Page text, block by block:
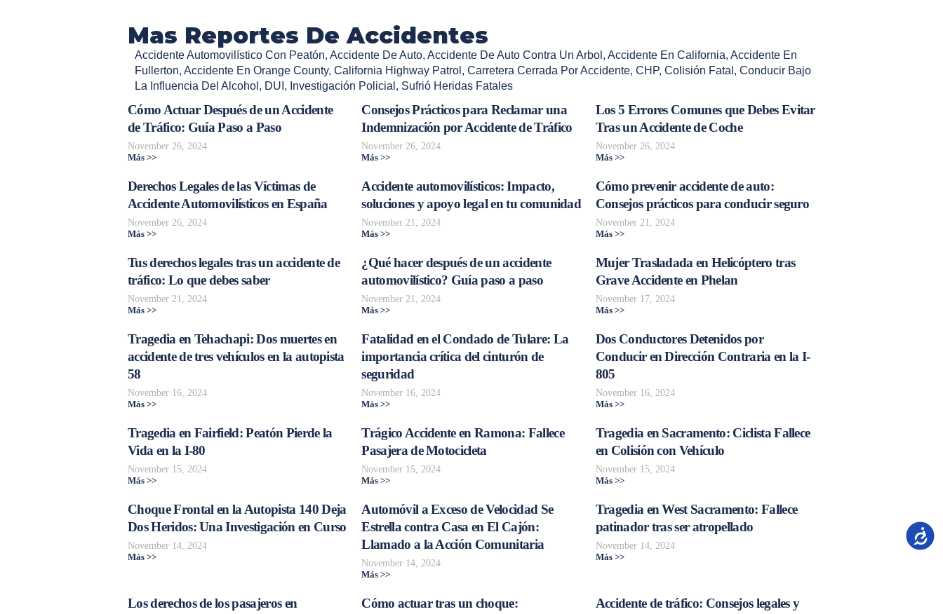
Mas Reportes De Accidentes
Accidente Automovilístico Con Peatón, Accidente De Auto, Accidente De Auto Contra Un Arbol , Accidente En California, Accidente En
Fullerton, Accidente En Orange County, California Highway Patrol , Carretera Cerrada Por Accidente, CHP, Colisión Fatal , Conducir Bajo
La Influencia Del Alcohol , DUI , Investigación Policial , Sufrió Heridas Fatales
Cómo Actuar Después de un Accidente
de Tráfico: Guía Paso a Paso
November 26, 2024
Más >>
Consejos Prácticos para Reclamar una
Indemnización por Accidente de Tráfico
November 26, 2024
Más >>
Los 5 Errores Comunes que Debes Evitar
Tras un Accidente de Coche
November 26, 2024
Más >>
Derechos Legales de las Víctimas de
Accidente Automovilísticos en España
November 26, 2024
Más >>
Accidente automovilísticos: Impacto,
soluciones y apoyo legal en tu comunidad
November 21, 2024
Más >>
Cómo prevenir accidente de auto:
Consejos prácticos para conducir seguro
November 21, 2024
Más >>
Tus derechos legales tras un accidente de
tráfico: Lo que debes saber
November 21, 2024
Más >>
¿Qué hacer después de un accidente
automovilístico? Guía paso a paso
November 21, 2024
Más >>
Mujer Trasladada en Helicóptero tras
Grave Accidente en Phelan
November 17, 2024
Más >>
Tragedia en Tehachapi: Dos muertes en
accidente de tres vehículos en la autopista
58
November 16, 2024
Más >>
Fatalidad en el Condado de Tulare: La
importancia crítica del cinturón de
seguridad
November 16, 2024
Más >>
Dos Conductores Detenidos por
Conducir en Dirección Contraria en la I-
805
November 16, 2024
Más >>
Tragedia en Fairfield: Peatón Pierde la
Vida en la I-80
November 15, 2024
Más >>
Trágico Accidente en Ramona: Fallece
Pasajera de Motocicleta
November 15, 2024
Más >>
Tragedia en Sacramento: Ciclista Fallece
en Colisión con Vehículo
November 15, 2024
Más >>
Choque Frontal en la Autopista 140 Deja
Dos Heridos: Una Investigación en Curso
November 14, 2024
Más >>
Automóvil a Exceso de Velocidad Se
Estrella contra Casa en El Cajón:
Llamado a la Acción Comunitaria
November 14, 2024
Más >>
Tragedia en West Sacramento: Fallece
patinador tras ser atropellado
November 14, 2024
Más >>
Los derechos de los pasajeros en
Cómo actuar tras un choque:
Accidente de tráfico: Consejos legales y